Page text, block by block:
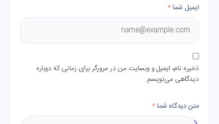
ایمیل شما*
ذخیره نام، ایمیل و وبسایت من در مرورگر برای زمانی که دوباره
دیدگاهی می‌نویسم.
متن دیدگاه شما*